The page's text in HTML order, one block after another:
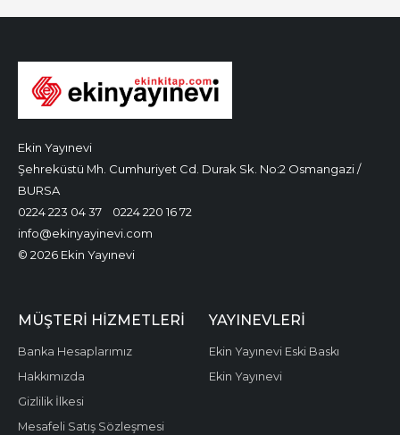
Ekin Yayınevi
Şehreküstü Mh. Cumhuriyet Cd. Durak Sk. No:2 Osmangazi /
BURSA
0224 223 04 37
0224 220 16 72
info@ekinyayinevi.com
© 2026 Ekin Yayınevi
MÜŞTERI HIZMETLERI
Banka Hesaplarımız
Hakkımızda
Gizlilik İlkesi
Mesafeli Satış Sözleşmesi
YAYINEVLERI
Ekin Yayınevi Eski Baskı
Ekin Yayınevi